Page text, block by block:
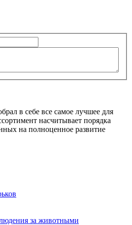
в себе все самое лучшее для
насчитывает порядка
на полноценное развитие
за животными